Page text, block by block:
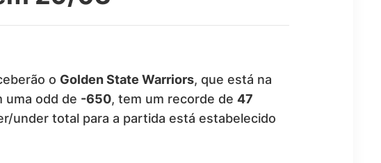
o Golden State Warriors, que está na
uma odd de -650, tem um recorde de 47
under total para a partida está estabelecido